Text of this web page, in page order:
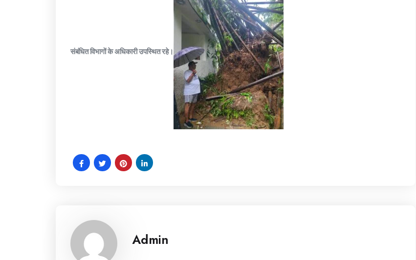
संबंधित विभागों के अधिकारी उपस्थित रहे।
Admin